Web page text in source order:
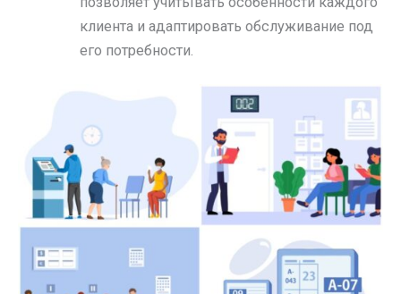
клиента и адаптировать обслуживание под
его потребности.